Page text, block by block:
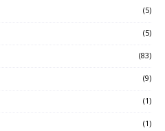
(5)
(5)
(83)
(9)
(1)
(1)